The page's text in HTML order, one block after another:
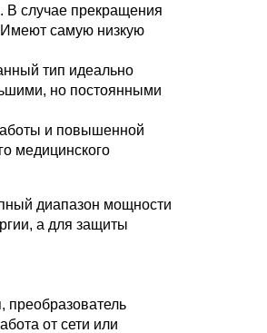
В случае прекращения
Имеют самую низкую
тип идеально
но постоянными
и повышенной
медицинского
диапазон мощности
а для защиты
преобразователь
от сети или